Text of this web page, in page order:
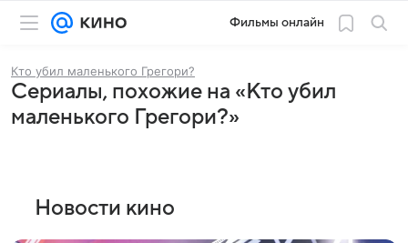
Фильмы онлайн
Кто убил маленького Грегори?
Сериалы, похожие на «Кто убил
маленького Грегори?»
Новости кино